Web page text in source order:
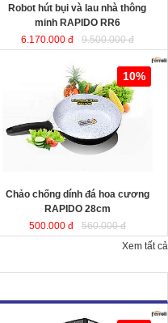
Robot hút bụi và lau nhà thông
minh RAPIDO RR6
6.170.000 đ
9.500.000 đ
Chảo chống dính đá hoa cương
chất liệu nhôm đúc
nguyên khối giữ nhiệt tốt, thiết kế
hiện đại tiết kiệt năng lượng giúp
món ăn chín đều và nhanh hơn.
10%
Chảo chống dính đá hoa cương
RAPIDO 28cm
500.000 đ
560.000 đ
Xem tất cả
Quạt làm mát công suất lớn